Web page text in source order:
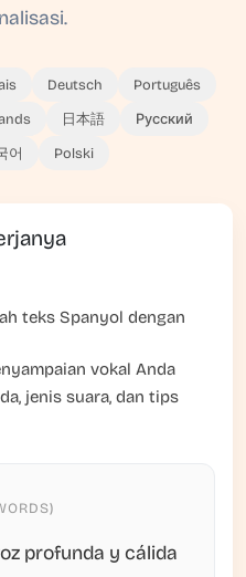
Deutsch Português
日本語 Русский
어 Polski
teks Spanyol dengan
vokal Anda
jenis suara, dan tips
profunda y cálida